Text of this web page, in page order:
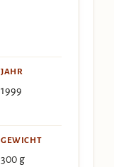
JAHR
1999
GEWICHT
300 g